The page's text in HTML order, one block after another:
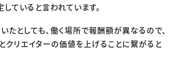
ていると言われています。
たとしても、働く場所で報酬額が異なるので、
クリエイターの価値を上げることに繋がると